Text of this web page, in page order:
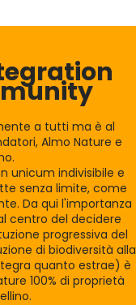
a tutti ma è al
Almo Nature e
unicum indivisibile e
senza limite, come
Da qui l'importanza
centro del decidere
progressiva del
di biodiversità alla
quanto estrae) è
100% di proprietà